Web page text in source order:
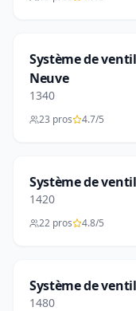
Système de
Neuve
1340
23 pros 4.7/5
Système de
1420
22 pros 4.8/5
Système de
1480